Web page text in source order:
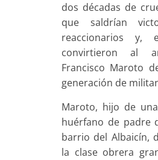
dos décadas de
que saldrían
reaccionarios y,
convirtieron al
Francisco Maroto
generación de
Maroto, hijo de
huérfano de padre
barrio del Albaicín,
la clase obrera